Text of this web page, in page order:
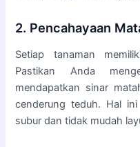
2. Pencahayaan
Setiap tanaman
Pastikan Anda
mendapatkan sinar
cenderung teduh. Hal
subur dan tidak mudah